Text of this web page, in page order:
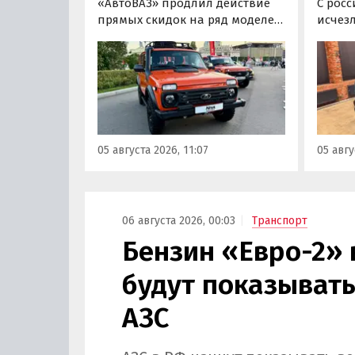
«АвтоВАЗ» продлил действие
прямых скидок на ряд моделей
2025 годов выпуска до 31
августа 2026 года. При их
покупке можно сэкономить от
20 000 до 100 000 рублей,
выяснили «Автоновости дня» в
ходе регулярного мониторинга
прайс-листов LADA.
05 августа 2026, 11:07
С
F7 и
2025
100
05
06 августа 2026, 00:03 Транспорт
Бензин «Евро-2»
будут
АЗС